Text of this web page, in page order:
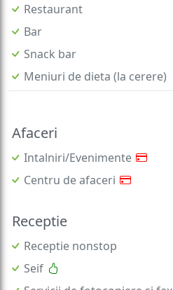
Restaurant
Bar
Snack bar
Meniuri de dieta (la cerere)
Afaceri
Intalniri/Evenimente
Centru de afaceri
Receptie
Receptie nonstop
Seif